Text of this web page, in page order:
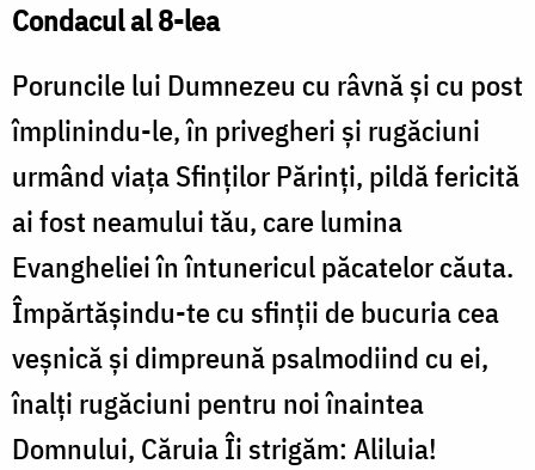
Condacul al 8-lea
Poruncile lui Dumnezeu cu râvnă şi cu post
împlinindu-le, în privegheri şi rugăciuni
urmând viaţa Sfinţilor Părinţi, pildă fericită
ai fost neamului tău, care lumina
Evangheliei în întunericul păcatelor căuta.
Împărtăşindu-te cu sfinţii de bucuria cea
veşnică şi dimpreună psalmodiind cu ei,
înalţi rugăciuni pentru noi înaintea
Domnului, Căruia Îi strigăm: Aliluia!